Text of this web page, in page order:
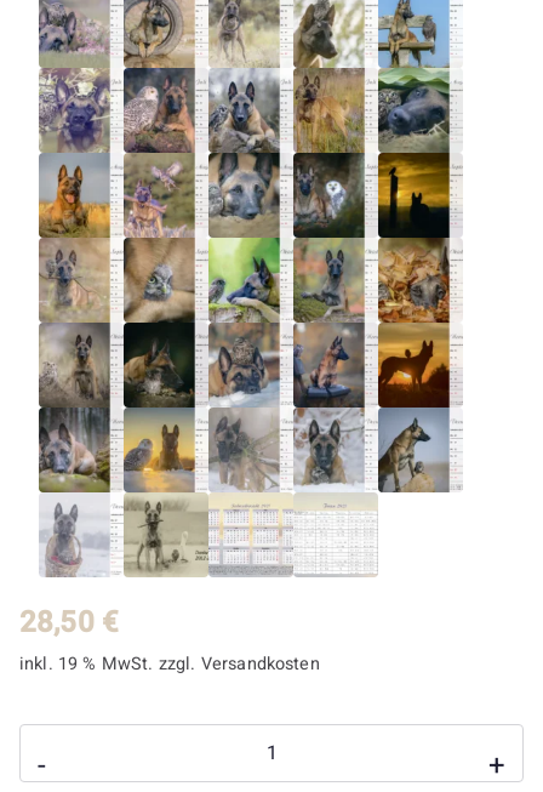
28,50 €
inkl. 19 % MwSt. zzgl. Versandkosten
-
2027
+